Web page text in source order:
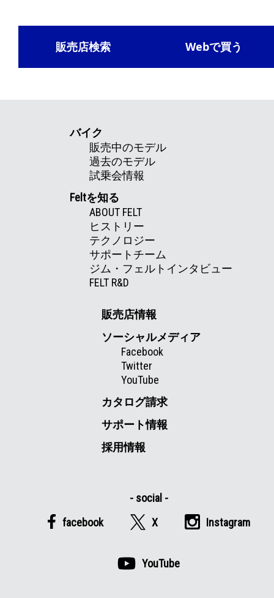
販売店検索 Webで買う
バイク
販売中のモデル
過去のモデル
試乗会情報
Feltを知る
ABOUT FELT
ヒストリー
テクノロジー
サポートチーム
ジム・フェルトインタビュー
FELT R&D
販売店情報
ソーシャルメディア
Facebook
Twitter
YouTube
カタログ請求
サポート情報
採用情報
facebook X Instagram
YouTube